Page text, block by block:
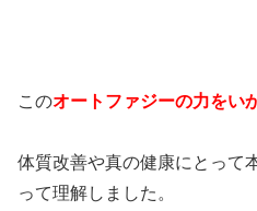
このオートファジーの力をい
体質改善や真の健康にとって
って理解しました。